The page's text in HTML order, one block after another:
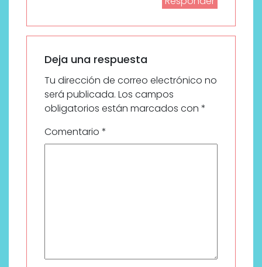
Deja una respuesta
Tu dirección de correo electrónico no
será publicada. Los campos
obligatorios están marcados con *
Comentario *